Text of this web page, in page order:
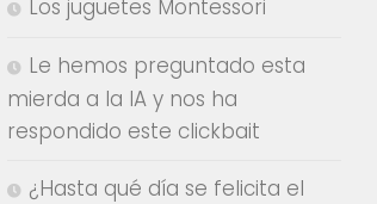
Los juguetes Montessori
Le hemos preguntado esta
mierda a la IA y nos ha
respondido este clickbait
¿Hasta qué día se felicita el